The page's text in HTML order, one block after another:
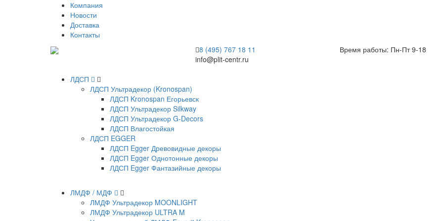
Компания
Новости
Доставка
Контакты
8 (495) 767 18 11
info@plit-centr.ru
Время работы: Пн-Пт 9-18
ЛДСП
ЛДСП Ультрадекор (Kronospan)
ЛДСП Kronospan Егорьевск
ЛДСП Ультрадекор Silkway
ЛДСП Ультрадекор G-Decors
ЛДСП Влагостойкая
ЛДСП EGGER
ЛДСП Egger Древовидные декоры
ЛДСП Egger Однотонные декоры
ЛДСП Egger Фантазийные декоры
ЛМДФ / МДФ
ЛМДФ Ультрадекор MOONLIGHT
ЛМДФ Ультрадекор ULTRA M